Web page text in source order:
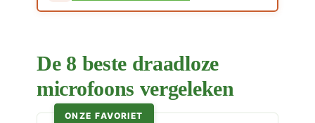
De 8 beste draadloze
microfoons vergeleken
ONZE FAVORIET